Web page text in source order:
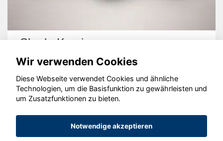
Skoda Kamiq
© konjunkturmotor.de GmbH 2020 - 2026
Wir verwenden Cookies
Diese Webseite verwendet Cookies und ähnliche
Technologien, um die Basisfunktion zu gewährleisten und
um Zusatzfunktionen zu bieten.
Notwendige akzeptieren